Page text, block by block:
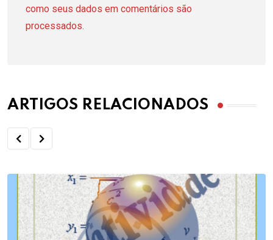
como seus dados em comentários são
processados.
ARTIGOS RELACIONADOS